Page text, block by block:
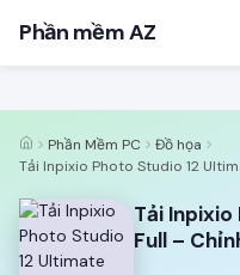
Phần mềm AZ
Phần Mềm PC
Đồ họa
Tải Inpixio Photo Studio 12
Tải
Full –